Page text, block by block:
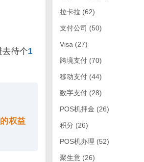
去待个1
权益
拉卡拉 (62)
支付公司 (50)
Visa (27)
跨境支付(70)
移动支付(44)
数字支付(28)
POS机押金 (26)
积分 (26)
POS机办理 (52)
聚生意(26)